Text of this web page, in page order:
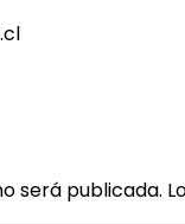
será publicada.